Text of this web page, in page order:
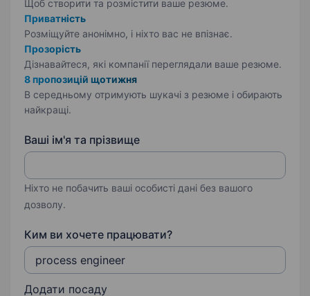
Щоб створити та розмістити ваше резюме.
Приватність
Розміщуйте анонімно, і ніхто вас не впізнає.
Прозорість
Дізнавайтеся, які компанії переглядали ваше резюме.
8 пропозицій щотижня
В середньому отримують шукачі з резюме і обирають
найкращі.
Ваші ім'я та прізвище
Ніхто не побачить ваші особисті дані без вашого
дозволу.
Ким ви хочете працювати?
Додати посаду